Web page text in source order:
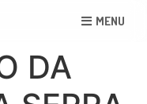
MENU
DA